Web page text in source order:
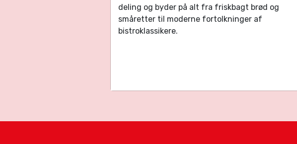
deling og byder på alt fra friskbagt brød og
småretter til moderne fortolkninger af
bistroklassikere.